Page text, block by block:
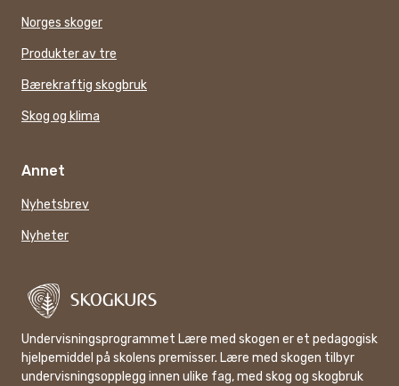
Norges skoger
Produkter av tre
Bærekraftig skogbruk
Skog og klima
Annet
Nyhetsbrev
Nyheter
Undervisningsprogrammet Lære med skogen er et pedagogisk
hjelpemiddel på skolens premisser. Lære med skogen tilbyr
undervisningsopplegg innen ulike fag, med skog og skogbruk